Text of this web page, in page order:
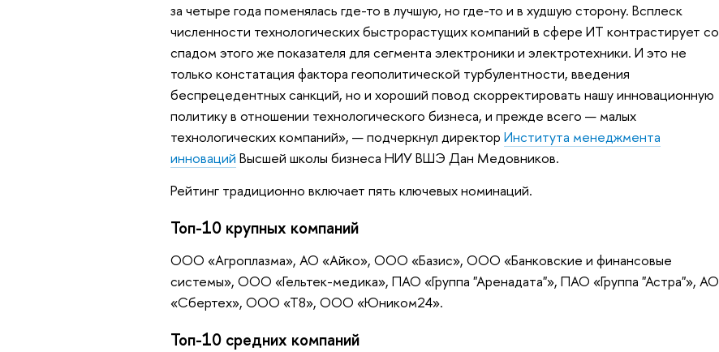
за четыре года поменялась где-то в лучшую, но где-то и в худшую сторону. Всплеск
численности технологических быстрорастущих компаний в сфере ИТ контрастирует со
спадом этого же показателя для сегмента электроники и электротехники. И это не
только констатация фактора геополитической турбулентности, введения
беспрецедентных санкций, но и хороший повод скорректировать нашу инновационную
политику в отношении технологического бизнеса, и прежде всего — малых
технологических компаний», — подчеркнул директор Института менеджмента
инноваций Высшей школы бизнеса НИУ ВШЭ Дан Медовников.
Рейтинг традиционно включает пять ключевых номинаций.
Топ-10 крупных компаний
ООО «Агроплазма», АО «Айко», ООО «Базис», ООО «Банковские и финансовые
системы», ООО «Гельтек-медика», ПАО «Группа "Аренадата"», ПАО «Группа "Астра"», АО
«Сбертех», ООО «Т8», ООО «Юником24».
Топ-10 средних компаний